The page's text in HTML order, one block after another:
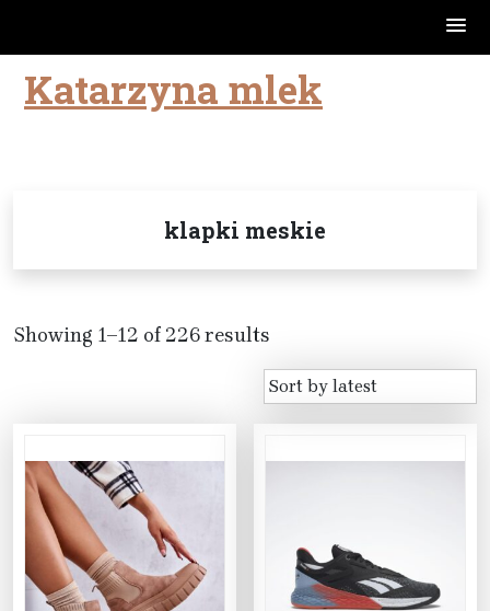
SkipKatarzyna mlek
klapki meskie
Showing 1–12 of 226 results